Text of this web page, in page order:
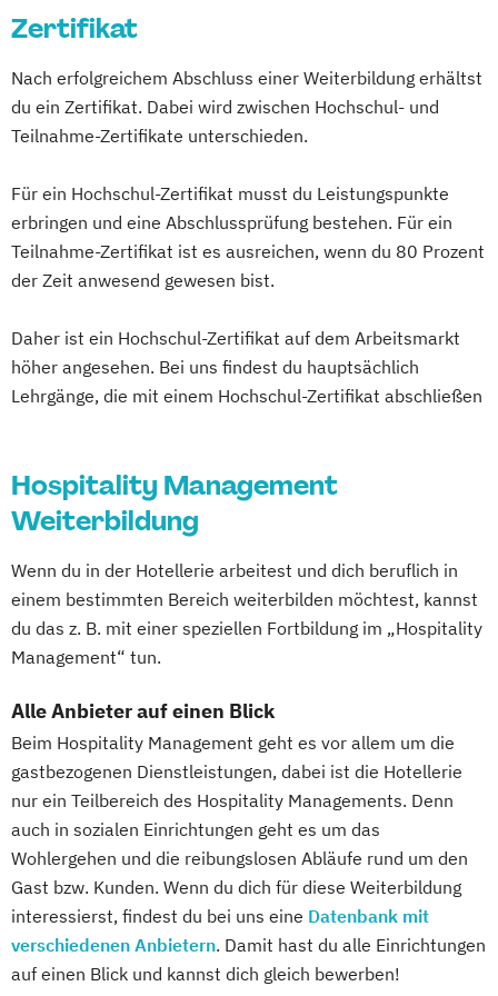
Zertifikat
Nach erfolgreichem Abschluss einer Weiterbildung erhältst
du ein Zertifikat. Dabei wird zwischen Hochschul- und
Teilnahme-Zertifikate unterschieden.
Für ein Hochschul-Zertifikat musst du Leistungspunkte
erbringen und eine Abschlussprüfung bestehen. Für ein
Teilnahme-Zertifikat ist es ausreichen, wenn du 80 Prozent
der Zeit anwesend gewesen bist.
Daher ist ein Hochschul-Zertifikat auf dem Arbeitsmarkt
höher angesehen. Bei uns findest du hauptsächlich
Lehrgänge, die mit einem Hochschul-Zertifikat abschließen
Hospitality Management
Weiterbildung
Wenn du in der Hotellerie arbeitest und dich beruflich in
einem bestimmten Bereich weiterbilden möchtest, kannst
du das z. B. mit einer speziellen Fortbildung im „Hospitality
Management“ tun.
Alle Anbieter auf einen Blick
Beim Hospitality Management geht es vor allem um die
gastbezogenen Dienstleistungen, dabei ist die Hotellerie
nur ein Teilbereich des Hospitality Managements. Denn
auch in sozialen Einrichtungen geht es um das
Wohlergehen und die reibungslosen Abläufe rund um den
Gast bzw. Kunden. Wenn du dich für diese Weiterbildung
interessierst, findest du bei uns eine Datenbank mit
verschiedenen Anbietern. Damit hast du alle Einrichtungen
auf einen Blick und kannst dich gleich bewerben!